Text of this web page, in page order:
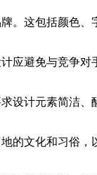
。这包括颜色、
应避免与竞争对
设计元素简洁、
的文化和习俗，